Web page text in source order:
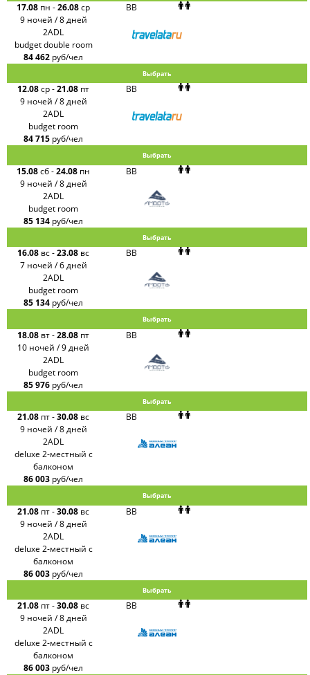
17.08 пн -26.08ср
9 ночей / 8 дней
BB
2ADL
budget double room
84 462 руб/чел
Выбрать
12.08ср-21.08 пт
9 ночей / 8 дней
BB
2ADL
budget room
84 715 руб/чел
Выбрать
15.08сб-24.08 пн
9 ночей / 8 дней
BB
2ADL
budget room
85 134 руб/чел
Выбрать
16.08 вс-23.08 вс
7 ночей / 6 дней
BB
2ADL
budget room
85 134 руб/чел
Выбрать
18.08 вт-28.08 пт
10 ночей / 9 дней
BB
2ADL
budget room
85 976 руб/чел
Выбрать
21.08 пт-30.08 вс
9 ночей / 8 дней
BB
2ADL
deluxe 2-местный с
балконом
86 003 руб/чел
Выбрать
21.08 пт-30.08 вс
9 ночей / 8 дней
BB
2ADL
deluxe 2-местный с
балконом
86 003 руб/чел
Выбрать
21.08 пт-30.08 вс
9 ночей / 8 дней
BB
2ADL
deluxe 2-местный с
балконом
86 003 руб/чел